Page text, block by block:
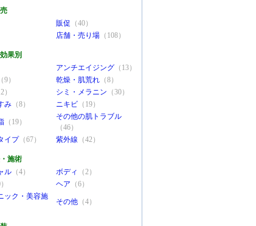
販促 （40）
店舗・売り場 （108）
果別
アンチエイジング （13）
（9） 乾燥・肌荒れ （8）
） シミ・メラニン （30）
み （8） ニキビ （19）
（19）
その他の肌トラブル
（46）
イプ（67） 紫外線 （42）
施術
ル （4） ボディ
（2）
ヘア （6）
ック・美容施
その他 （4）